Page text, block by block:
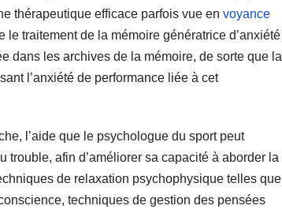
thérapeutique efficace parfois vue en voyance
traitement de la mémoire génératrice d’anxiété
dans les archives de la mémoire, de sorte que la
l’anxiété de performance liée à cet
l’aide que le psychologue du sport peut
trouble, afin d’améliorer sa capacité à aborder la
de relaxation psychophysique telles que
techniques de gestion des pensées